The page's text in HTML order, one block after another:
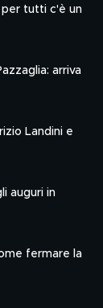
per tutti c'è un
arriva
Landini e
auguri in
fermare la